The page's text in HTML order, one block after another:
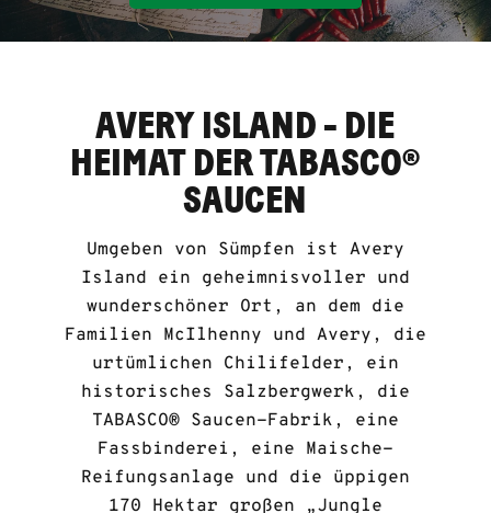
AVERY ISLAND - DIE
HEIMAT DER TABASCO®
SAUCEN
Umgeben von Sümpfen ist Avery
Island ein geheimnisvoller und
wunderschöner Ort, an dem die
Familien McIlhenny und Avery, die
urtümlichen Chilifelder, ein
historisches Salzbergwerk, die
TABASCO® Saucen-Fabrik, eine
Fassbinderei, eine Maische-
Reifungsanlage und die üppigen
170 Hektar großen „Jungle